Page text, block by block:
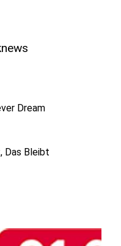
Dream
Das Bleibt